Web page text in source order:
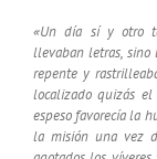
«Un día sí y otro
llevaban letras, sino
repente y
localizado quizás
espeso favorecía la
la misión una vez